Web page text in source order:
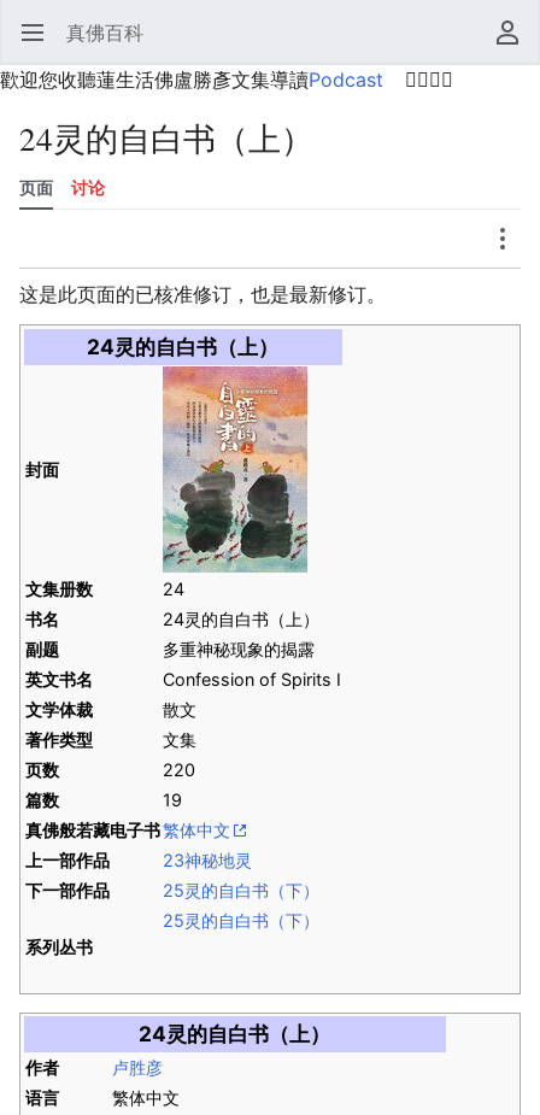
打开主菜单 真佛百科
用户菜单
歡迎您收聽蓮生活佛盧勝彥文集導讀Podcast 🙋‍♂️🙋‍♀️
24灵的自白书（上）
页面 讨论
这是此页面的已核准修订，也是最新修订。
24灵的自白书（上）
封面
文集册数
24
书名
24灵的自白书（上）
副题
多重神秘现象的揭露
英文书名
Confession of Spirits I
文学体裁
散文
著作类型
文集
页数
220
篇数
19
真佛般若藏电子书繁体中文
上一部作品
23神秘地灵
下一部作品
25灵的自白书（下）
系列丛书
25灵的自白书（下）
24灵的自白书（上）
作者
卢胜彦
语言
繁体中文